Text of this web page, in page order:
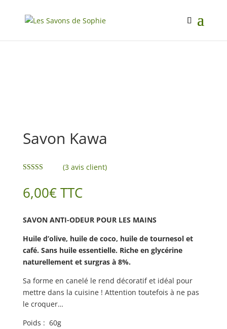
Savon Kawa
sur notations
client
(3 avis client)
6,00€ TTC
SAVON ANTI-ODEUR POUR LES MAINS
Huile d’olive, huile de coco, huile de tournesol et
café. Sans huile essentielle. Riche en glycérine
naturellement et surgras à 8%.
Sa forme en canelé le rend décoratif et idéal pour
mettre dans la cuisine ! Attention toutefois à ne pas
le croquer…
Poids : 60g